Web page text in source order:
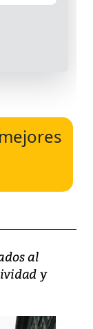
al
y